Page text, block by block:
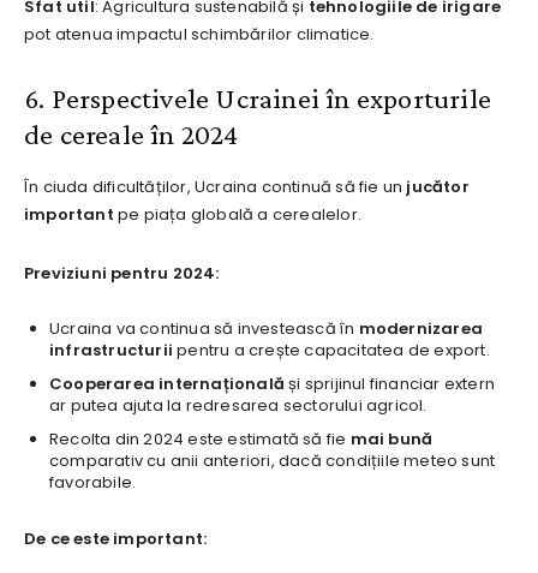
Sfat util: Agricultura sustenabilă și tehnologiile de irigare
pot atenua impactul schimbărilor climatice.
6. Perspectivele Ucrainei în exporturile
de cereale în 2024
În ciuda dificultăților, Ucraina continuă să fie un jucător
important pe piața globală a cerealelor.
Previziuni pentru 2024:
Ucraina va continua să investească în modernizarea
infrastructurii pentru a crește capacitatea de export.
Cooperarea internațională și sprijinul financiar extern
ar putea ajuta la redresarea sectorului agricol.
Recolta din 2024 este estimată să fie mai bună
comparativ cu anii anteriori, dacă condițiile meteo sunt
favorabile.
De ce este important: